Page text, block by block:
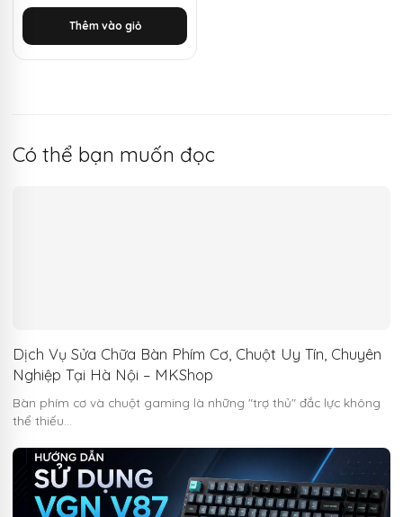
là:
1.650.000 ₫.
tại
là:
600.000 ₫.
Thêm vào giỏ
Có thể bạn muốn đọc
Dịch Vụ Sửa Chữa Bàn Phím Cơ, Chuột Uy Tín, Chuyên
Nghiệp Tại Hà Nội – MKShop
Bàn phím cơ và chuột gaming là những "trợ thủ" đắc lực không
thể thiếu…